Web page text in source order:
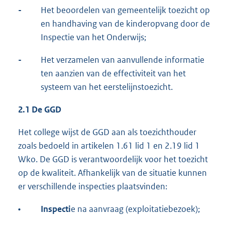
-
Het beoordelen van gemeentelijk toezicht op
en handhaving van de kinderopvang door de
Inspectie van het Onderwijs;
-
Het verzamelen van aanvullende informatie
ten aanzien van de effectiviteit van het
systeem van het eerstelijnstoezicht.
2.1 De GGD
Het college wijst de GGD aan als toezichthouder
zoals bedoeld in artikelen 1.61 lid 1 en 2.19 lid 1
Wko. De GGD is verantwoordelijk voor het toezicht
op de kwaliteit. Afhankelijk van de situatie kunnen
er verschillende inspecties plaatsvinden:
• Inspectie na aanvraag (exploitatiebezoek);